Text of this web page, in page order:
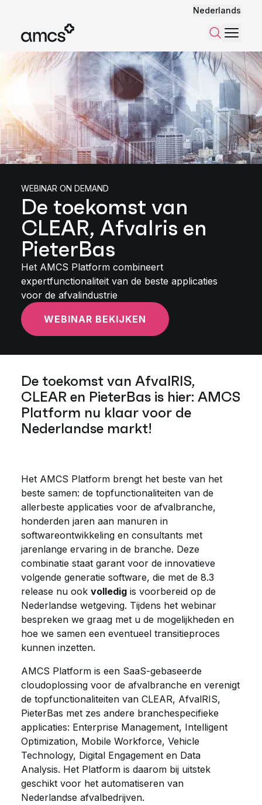
Nederlands
ZoekenMenu
WEBINAR ON DEMAND
De toekomst van
CLEAR, Afvalris en
PieterBas
Het AMCS Platform combineert
expertfunctionaliteit van de beste applicaties
voor de afvalindustrie
WEBINAR BEKIJKEN
De toekomst van AfvalRIS,
CLEAR en PieterBas is hier: AMCS
Platform nu klaar voor de
Nederlandse markt!
Het AMCS Platform brengt het beste van het
beste samen: de topfunctionaliteiten van de
allerbeste applicaties voor de afvalbranche,
honderden jaren aan manuren in
softwareontwikkeling en consultants met
jarenlange ervaring in de branche. Deze
combinatie staat garant voor de innovatieve
volgende generatie software, die met de 8.3
release nu ook volledig is voorbereid op de
Nederlandse wetgeving. Tijdens het webinar
bespreken we graag met u de mogelijkheden en
hoe we samen een eventueel transitieproces
kunnen inzetten.
AMCS Platform is een SaaS-gebaseerde
cloudoplossing voor de afvalbranche en verenigt
de topfunctionaliteiten van CLEAR, AfvalRIS,
PieterBas met zes andere branchespecifieke
applicaties: Enterprise Management, Intelligent
Optimization, Mobile Workforce, Vehicle
Technology, Digital Engagement en Data
Analysis. Het Platform is daarom bij uitstek
geschikt voor het automatiseren van
Nederlandse afvalbedrijven.